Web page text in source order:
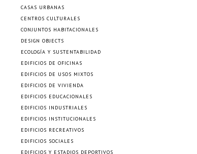
CASAS URBANAS
CENTROS CULTURALES
CONJUNTOS HABITACIONALES
DESIGN OBJECTS
ECOLOGÍA Y SUSTENTABILIDAD
EDIFICIOS DE OFICINAS
EDIFICIOS DE USOS MIXTOS
EDIFICIOS DE VIVIENDA
EDIFICIOS EDUCACIONALES
EDIFICIOS INDUSTRIALES
EDIFICIOS INSTITUCIONALES
EDIFICIOS RECREATIVOS
EDIFICIOS SOCIALES
EDIFICIOS Y ESTADIOS DEPORTIVOS